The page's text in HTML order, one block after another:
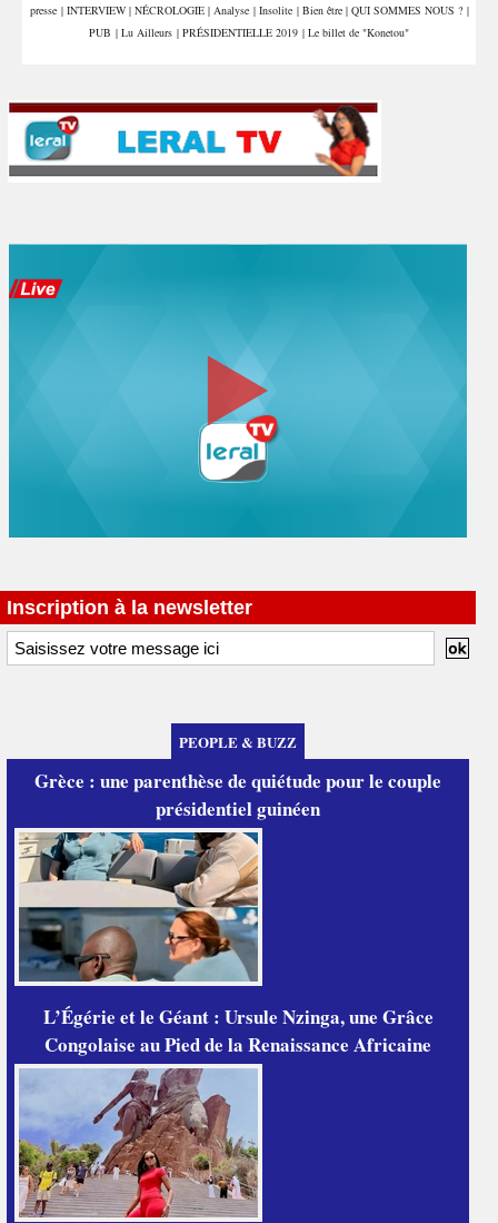
presse | INTERVIEW | NÉCROLOGIE | Analyse | Insolite | Bien être | QUI SOMMES NOUS ? |
PUB | Lu Ailleurs | PRÉSIDENTIELLE 2019 | Le billet de "Konetou"
Inscription à la newsletter
PEOPLE & BUZZ
Grèce : une parenthèse de quiétude pour le couple
présidentiel guinéen
L’Égérie et le Géant : Ursule Nzinga, une Grâce
Congolaise au Pied de la Renaissance Africaine